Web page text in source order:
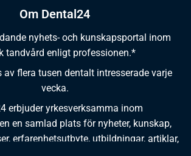
Om Dental24
nyhets- och kunskapsportal inom
tandvård enligt professionen.*
av flera tusen dentalt intresserade varje
vecka.
erbjuder yrkesverksamma inom
en samlad plats för nyheter, kunskap,
erfarenhetsutbyte, utbildningar, artiklar,